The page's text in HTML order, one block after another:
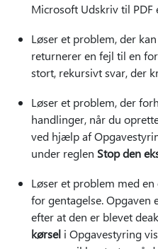
Microsoft Udskriv til PDF
Løser et problem, der
returnerer en fejl til en
stort, rekursivt svar, der
Løser et problem, der
handlinger, når du
ved hjælp af
under reglen Stop den
Løser et problem med
for gentagelse. Opgaven
efter at den er blevet
kørsel i Opgavestyring